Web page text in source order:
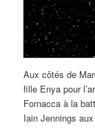
Aux côtés de
fille Enya pour
Fornacca à la
Iain Jennings